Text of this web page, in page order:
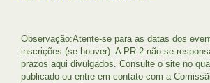
Observação:Atente-se para as datas dos
inscrições (se houver). A PR-2 não se
prazos aqui divulgados. Consulte o site no
publicado ou entre em contato com a